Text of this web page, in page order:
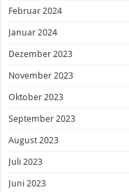
Februar 2024
Januar 2024
Dezember 2023
November 2023
Oktober 2023
September 2023
August 2023
Juli 2023
Juni 2023